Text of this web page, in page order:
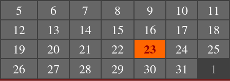
5
6 7 8 9 10
11
12
13 14 15 16 17
18
19
20 21 22 23 24
25
26
27 28 29 30 31 1